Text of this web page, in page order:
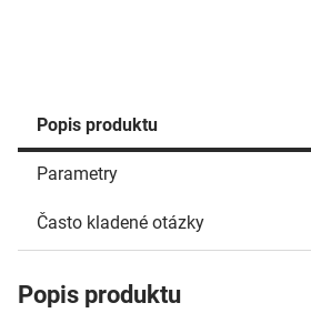
Popis produktu
Parametry
Často kladené otázky
Popis produktu